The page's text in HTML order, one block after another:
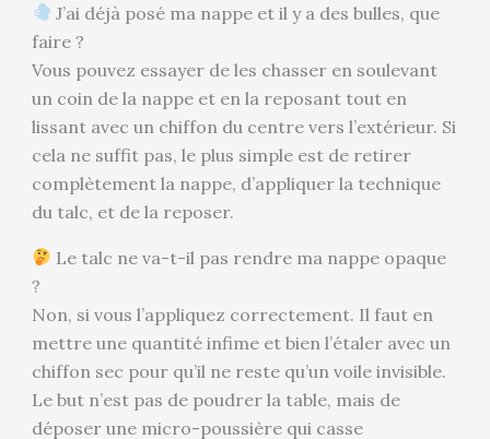
J’ai déjà posé ma nappe et il y a des bulles, que
faire ?
Vous pouvez essayer de les chasser en soulevant
un coin de la nappe et en la reposant tout en
lissant avec un chiffon du centre vers l’extérieur. Si
cela ne suffit pas, le plus simple est de retirer
complètement la nappe, d’appliquer la technique
du talc, et de la reposer.
Le talc ne va-t-il pas rendre ma nappe opaque
?
Non, si vous l’appliquez correctement. Il faut en
mettre une quantité infime et bien l’étaler avec un
chiffon sec pour qu’il ne reste qu’un voile invisible.
Le but n’est pas de poudrer la table, mais de
déposer une micro-poussière qui casse